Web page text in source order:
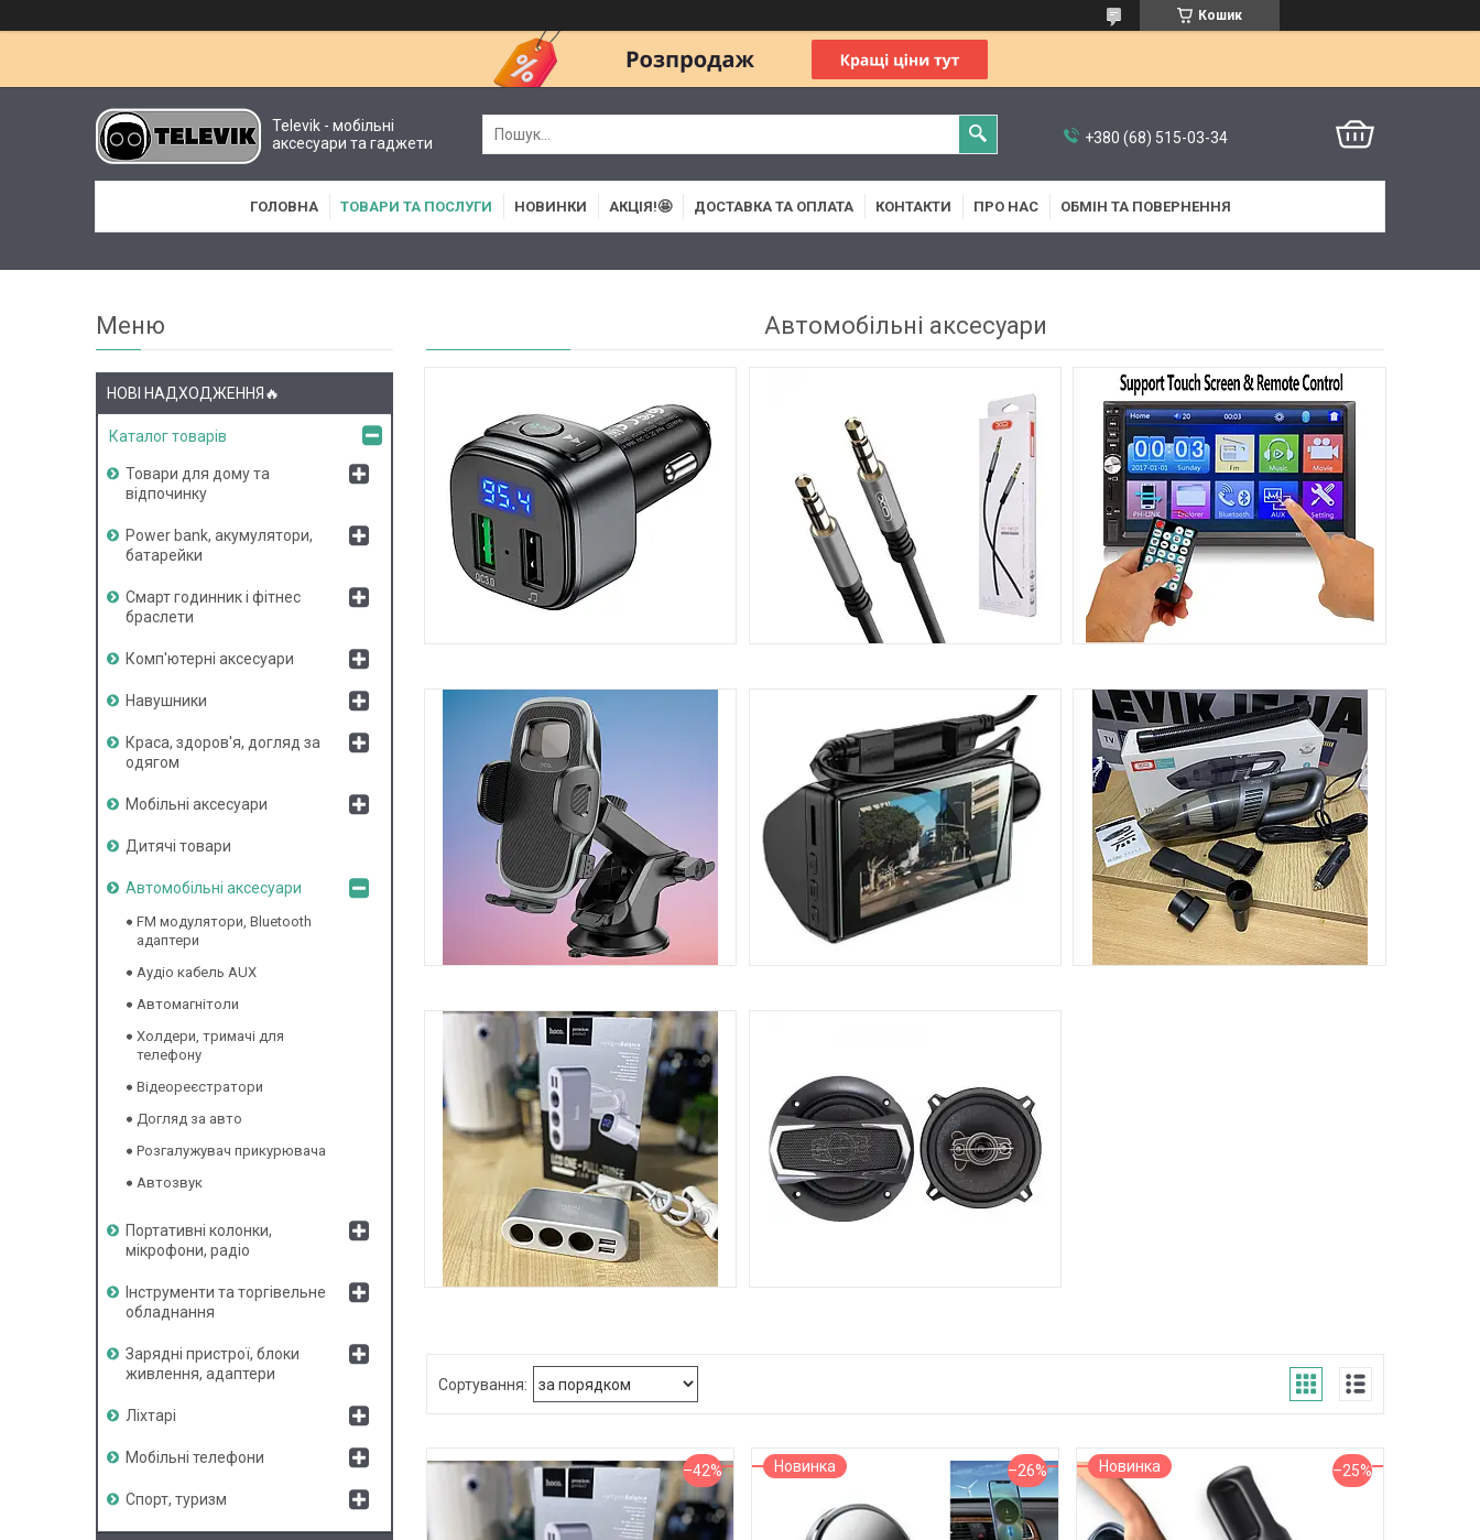
Кошик
Televik - мобільні
аксесуари та гаджети
+380 (68) 515-03-34
ГОЛОВНА ТОВАРИ ТА ПОСЛУГИ НОВИНКИ АКЦІЯ!🤩 ДОСТАВКА ТА ОПЛАТА КОНТАКТИ ПРО НАС ОБМІН ТА ПОВЕРНЕННЯ
Автомобільні аксесуари
–42% Новинка –26% Новинка –25%
НОВІ НАДХОДЖЕННЯ🔥
Каталог товарів
Товари для дому та
відпочинку
Power bank, акумулятори,
батарейки
Смарт годинник і фітнес
браслети
Комп'ютерні аксесуари
Навушники
Краса, здоров'я, догляд за
одягом
Мобільні аксесуари
Дитячі товари
Автомобільні аксесуари
FM модулятори, Bluetooth
адаптери
Аудіо кабель AUX
Автомагнітоли
Холдери, тримачі для
телефону
Відеореєстратори
Догляд за авто
Розгалужувач прикурювача
Автозвук
Портативні колонки,
мікрофони, радіо
Інструменти та торгівельне
обладнання
Зарядні пристрої, блоки
живлення, адаптери
Ліхтарі
Мобільні телефони
Спорт, туризм